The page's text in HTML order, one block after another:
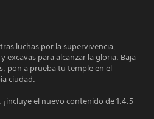
luchas por la supervivencia,
excavas para alcanzar la gloria. Baja
pon a prueba tu temple en el
ciudad.
el nuevo contenido de 1.4.5